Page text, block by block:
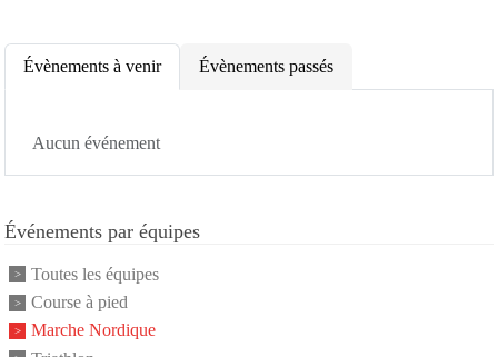
Évènements à venir Évènements passés
Aucun événement
Événements par équipes
Toutes les équipes
Course à pied
Marche Nordique